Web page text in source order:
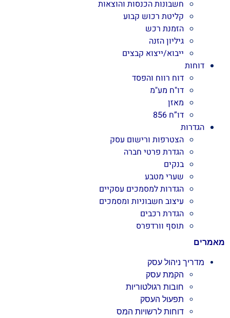
חשבונות הכנסות והוצאות
קליטת רכוש קבוע
הזמנת רכש
גיליון הזנה
ייבוא/ייצוא קבצים
דוחות
דוח רווח והפסד
דו"ח מע"מ
מאזן
דו”ח 856
הגדרות
הצטרפות ורישום עסק
הגדרת פרטי חברה
בנקים
שערי מטבע
הגדרות למסמכים עסקיים
עיצוב חשבוניות ומסמכים
הגדרת רכבים
תוסף וורדפרס
מאמרים
מדריך ניהול עסק
הקמת עסק
חובות רגולטוריות
תפעול העסק
דוחות לרשויות המס